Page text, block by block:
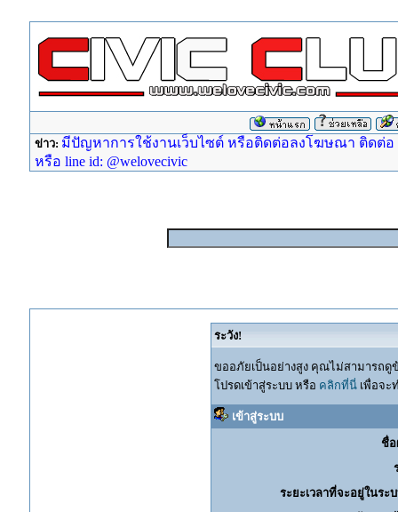
ข่าว: มีปัญหาการใช้งานเว็บไซต์ หรือติดต่อลงโฆษณา ติดต่อ
หรือ line id: @welovecivic
ระวัง!
ขออภัยเป็นอย่างสูง คุณไม่สามารถ
โปรดเข้าสู่ระบบ หรือ คลิกที่นี่เพื่อจะ
เข้าสู่ระบบ
ชื่อ
ระยะเวลาที่จะอยู่ในระ